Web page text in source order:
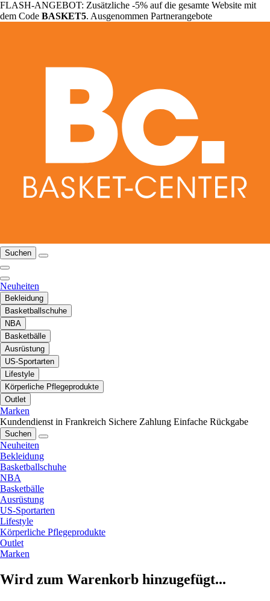
FLASH-ANGEBOT: Zusätzliche -5% auf die gesamte Website mit
dem Code BASKET5. Ausgenommen Partnerangebote
Suchen
Neuheiten
Bekleidung
Basketballschuhe
NBA
Basketbälle
Ausrüstung
US-Sportarten
Lifestyle
Körperliche Pflegeprodukte
Outlet
Marken
Kundendienst in Frankreich Sichere Zahlung Einfache Rückgabe
Suchen
Neuheiten
Bekleidung
Basketballschuhe
NBA
Basketbälle
Ausrüstung
US-Sportarten
Lifestyle
Körperliche Pflegeprodukte
Outlet
Marken
Wird zum Warenkorb hinzugefügt...